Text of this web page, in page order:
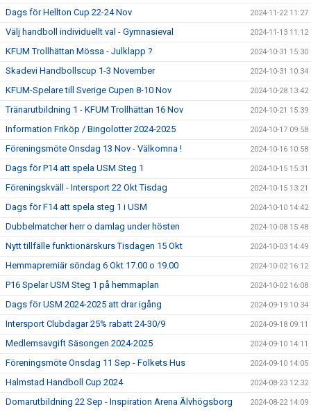
Dags för Hellton Cup 22-24 Nov 2024-11-22 11:27
Välj handboll individuellt val - Gymnasieval 2024-11-13 11:12
KFUM Trollhättan Mössa - Julklapp ? 2024-10-31 15:30
Skadevi Handbollscup 1-3 November 2024-10-31 10:34
KFUM-Spelare till Sverige Cupen 8-10 Nov 2024-10-28 13:42
Tränarutbildning 1 - KFUM Trollhättan 16 Nov 2024-10-21 15:39
Information Friköp / Bingolotter 2024-2025 2024-10-17 09:58
Föreningsmöte Onsdag 13 Nov - Välkomna ! 2024-10-16 10:58
Dags för P14 att spela USM Steg 1 2024-10-15 15:31
Föreningskväll - Intersport 22 Okt Tisdag 2024-10-15 13:21
Dags för F14 att spela steg 1 i USM 2024-10-10 14:42
Dubbelmatcher herr o damlag under hösten 2024-10-08 15:48
Nytt tillfälle funktionärskurs Tisdagen 15 Okt 2024-10-03 14:49
Hemmapremiär söndag 6 Okt 17.00 o 19.00 2024-10-02 16:12
P16 Spelar USM Steg 1 på hemmaplan 2024-10-02 16:08
Dags för USM 2024-2025 att drar igång 2024-09-19 10:34
Intersport Clubdagar 25% rabatt 24-30/9 2024-09-18 09:11
Medlemsavgift Säsongen 2024-2025 2024-09-10 14:11
Föreningsmöte Onsdag 11 Sep - Folkets Hus 2024-09-10 14:05
Halmstad Handboll Cup 2024 2024-08-23 12:32
Domarutbildning 22 Sep - Inspiration Arena Älvhögsborg 2024-08-22 14:09